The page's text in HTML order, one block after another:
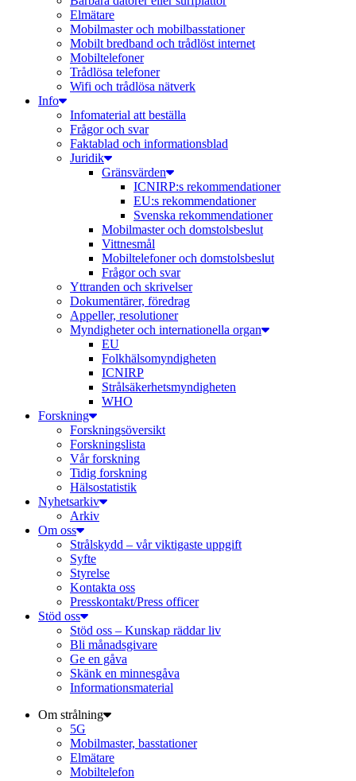
Elmätare
Mobilmaster och mobilbasstationer
Mobilt bredband och trådlöst internet
Mobiltelefoner
Trådlösa telefoner
Wifi och trådlösa nätverk
Info
Infomaterial att beställa
Frågor och svar
Faktablad och informationsblad
Juridik
Gränsvärden
ICNIRP:s rekommendationer
EU:s rekommendationer
Svenska rekommendationer
Mobilmaster och domstolsbeslut
Vittnesmål
Mobiltelefoner och domstolsbeslut
Frågor och svar
Yttranden och skrivelser
Dokumentärer, föredrag
Appeller, resolutioner
Myndigheter och internationella organ
EU
Folkhälsomyndigheten
ICNIRP
Strålsäkerhetsmyndigheten
WHO
Forskning
Forskningsöversikt
Forskningslista
Vår forskning
Tidig forskning
Hälsostatistik
Nyhetsarkiv
Arkiv
Om oss
Strålskydd – vår viktigaste uppgift
Syfte
Styrelse
Kontakta oss
Presskontakt/Press officer
Stöd oss
Stöd oss – Kunskap räddar liv
Bli månadsgivare
Ge en gåva
Skänk en minnesgåva
Informationsmaterial
Om strålning
5G
Mobilmaster, basstationer
Elmätare
Mobiltelefon